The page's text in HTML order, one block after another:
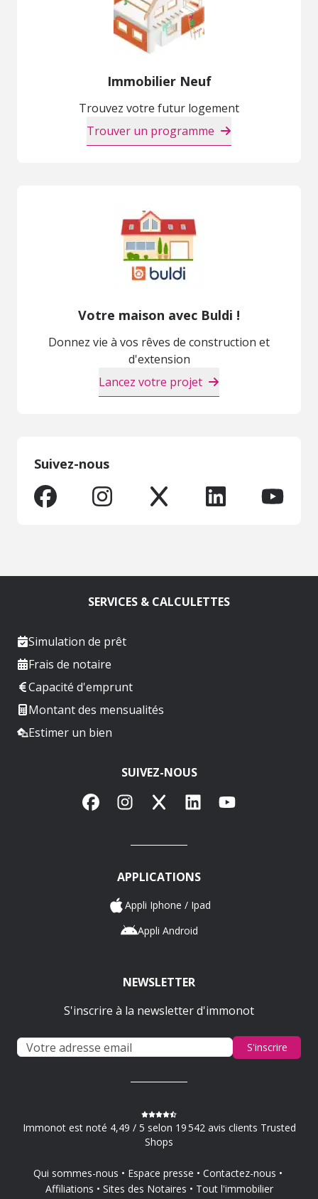
Immobilier Neuf
Trouvez votre futur logement
Trouver un programme
Votre maison avec Buldi !
Donnez vie à vos rêves de construction et
d'extension
Lancez votre projet
Suivez-nous
SERVICES & CALCULETTES
Simulation de prêt
Frais de notaire
Capacité d'emprunt
Montant des mensualités
Estimer un bien
SUIVEZ-NOUS
FacebookInstagram
X LinkedInYouTube
APPLICATIONS
Appli Iphone / Ipad
Appli Android
NEWSLETTER
S'inscrire à la newsletter d'immonot
S'inscrire
Immonot est noté 4,49 / 5 selon 19 542 avis clients Trusted
Shops
Qui sommes-nous Espace presse
Contactez-nous
Affiliations
Sites des Notaires
Tout l'immobilier